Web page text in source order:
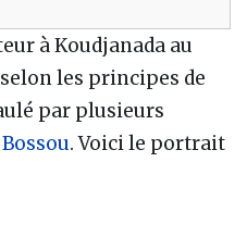
à Koudjanada au
les principes de
par plusieurs
. Voici le portrait